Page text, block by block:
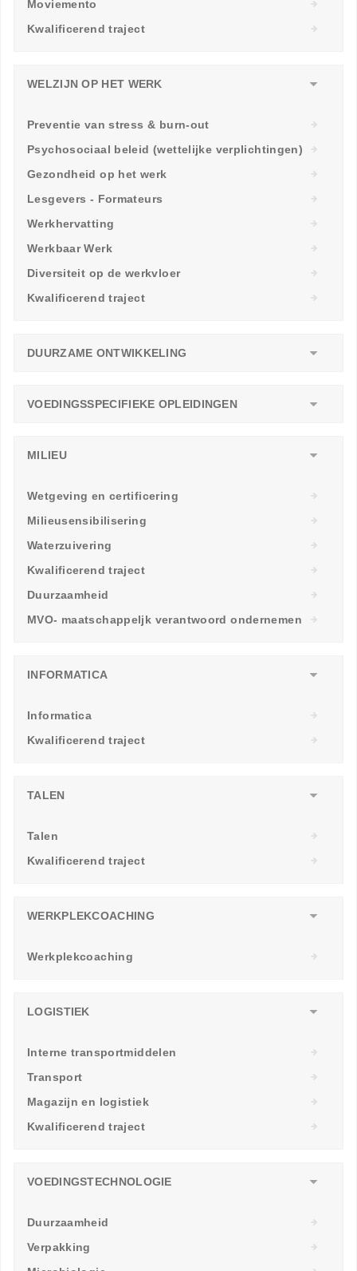
Moviemento
Kwalificerend traject
WELZIJN OP HET WERK
Preventie van stress & burn-out
Psychosociaal beleid (wettelijke verplichtingen)
Gezondheid op het werk
Lesgevers - Formateurs
Werkhervatting
Werkbaar Werk
Diversiteit op de werkvloer
Kwalificerend traject
DUURZAME ONTWIKKELING
VOEDINGSSPECIFIEKE OPLEIDINGEN
MILIEU
Wetgeving en certificering
Milieusensibilisering
Waterzuivering
Kwalificerend traject
Duurzaamheid
MVO- maatschappeljk verantwoord ondernemen
INFORMATICA
Informatica
Kwalificerend traject
TALEN
Talen
Kwalificerend traject
WERKPLEKCOACHING
Werkplekcoaching
LOGISTIEK
Interne transportmiddelen
Transport
Magazijn en logistiek
Kwalificerend traject
VOEDINGSTECHNOLOGIE
Duurzaamheid
Verpakking